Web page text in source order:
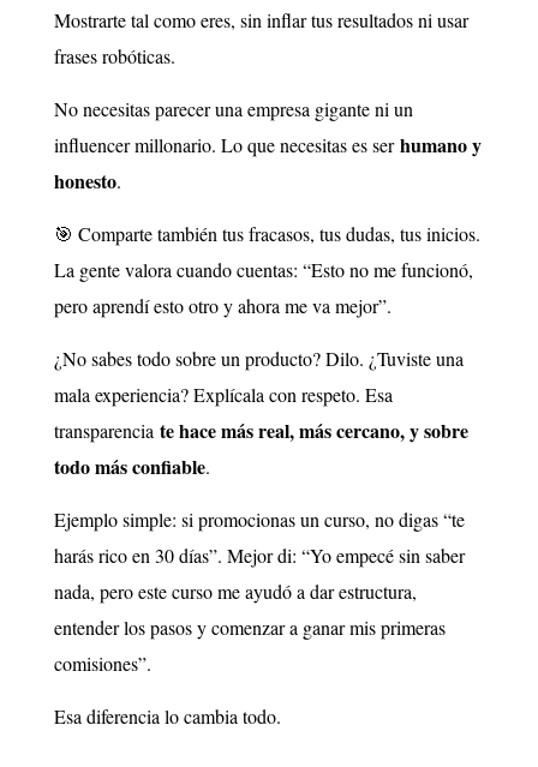
Mostrarte tal como eres, sin inflar tus resultados ni usar
frases robóticas.
No necesitas parecer una empresa gigante ni un
influencer millonario. Lo que necesitas es serhumano y
honesto.
🎯 Comparte también tus fracasos, tus dudas, tus inicios.
La gente valora cuando cuentas: “Esto no me funcionó,
pero aprendí esto otro y ahora me va mejor”.
¿No sabes todo sobre un producto? Dilo. ¿Tuviste una
mala experiencia? Explícala con respeto. Esa
transparencia te hace más real, más cercano, y sobre
todo más confiable.
Ejemplo simple: si promocionas un curso, no digas “te
harás rico en 30 días”. Mejor di: “Yo empecé sin saber
nada, pero este curso me ayudó a dar estructura,
entender los pasos y comenzar a ganar mis primeras
comisiones”.
Esa diferencia lo cambia todo.